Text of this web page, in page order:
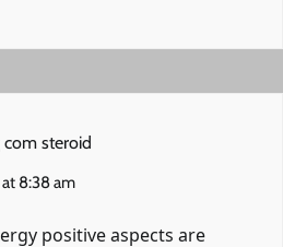
steroid
8:38 am
positive aspects are